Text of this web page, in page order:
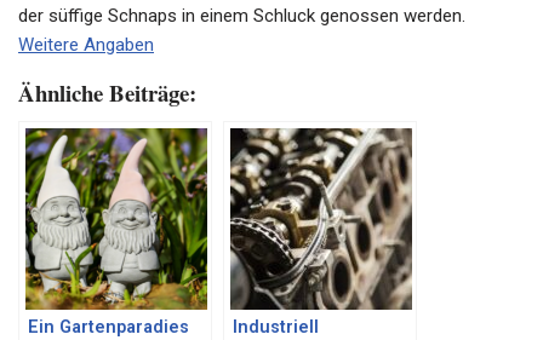
der süffige Schnaps in einem Schluck genossen werden.
Weitere Angaben
Ähnliche Beiträge:
Ein Gartenparadies
Industriell